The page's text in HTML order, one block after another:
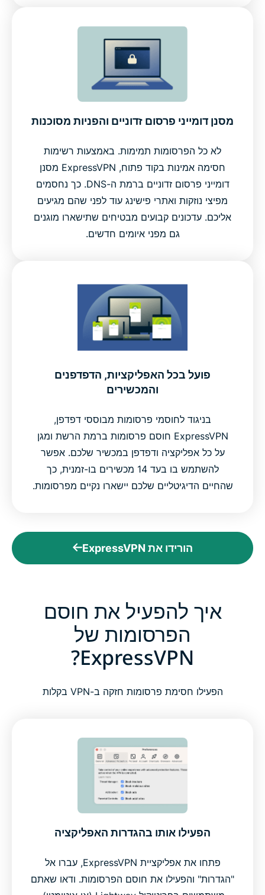
מסנן דומייני פרסום זדוניים והפניות מסוכנות
לא כל הפרסומות תמימות. באמצעות רשימות
חסימה אמינות בקוד פתוח, ExpressVPN מסנן
דומייני פרסום זדוניים ברמת ה-DNS. כך נחסמים
מפיצי נוזקות ואתרי פישינג עוד לפני שהם מגיעים
אליכם. עדכונים קבועים מבטיחים שתישארו מוגנים
גם מפני איומים חדשים.
פועל בכל האפליקציות, הדפדפנים
והמכשירים
בניגוד לחוסמי פרסומות מבוססי דפדפן,
ExpressVPN חוסם פרסומות ברמת הרשת ומגן
על כל אפליקציה ודפדפן במכשיר שלכם. אפשר
להשתמש בו בעד 14 מכשירים בו-זמנית, כך
שהחיים הדיגיטליים שלכם יישארו נקיים מפרסומות.
הורידו את ExpressVPN
איך להפעיל את חוסם
הפרסומות של
ExpressVPN?
הפעילו חסימת פרסומות חזקה ב-VPN בקלות
הפעילו אותו בהגדרות האפליקציה
פתחו את אפליקציית ExpressVPN, עברו אל
"הגדרות" והפעילו את חוסם הפרסומות. ודאו שאתם